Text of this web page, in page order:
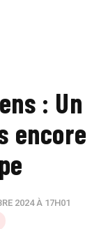
: Un
encore
2024 À 17H01